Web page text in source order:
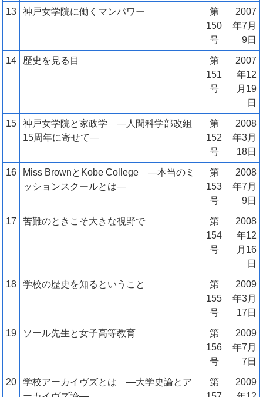
13 神戸女学院に働くマンパワー
第
150
号
2007
年7月
9日
14 歴史を見る目
第
151
号
2007
年12
月19
日
15
神戸女学院と家政学 ―人間科学部改組
15周年に寄せて―
第
152
号
2008
年3月
18日
16
Miss BrownとKobe College ―本当のミ
ッションスクールとは―
第
153
号
2008
年7月
9日
17 苦難のときこそ大きな視野で
第
154
号
2008
年12
月16
日
18 学校の歴史を知るということ
第
155
号
2009
年3月
17日
19 ソール先生と女子高等教育
第
156
号
2009
年7月
7日
20
学校アーカイヴズとは ―大学史論とア
第
2009